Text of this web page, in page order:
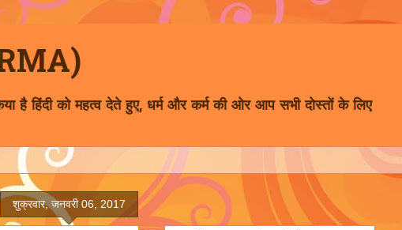
है हिंदी को महत्व देते हुए, धर्म और कर्म की ओर आप सभी दोस्तों के लिए
शुक्रवार, जनवरी 06, 2017